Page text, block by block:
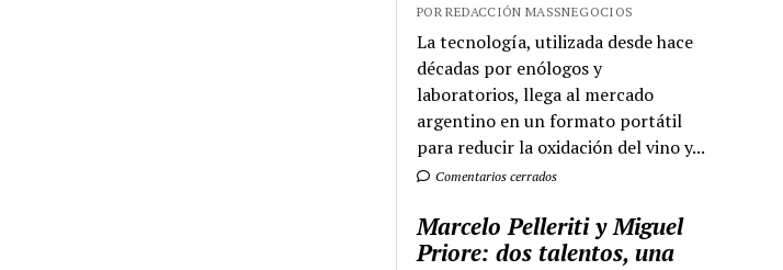
POR REDACCIÓN MASSNEGOCIOS
La tecnología, utilizada desde hace
décadas por enólogos y
laboratorios, llega al mercado
argentino en un formato portátil
para reducir la oxidación del vino y...
Comentarios cerrados
Marcelo Pelleriti y Miguel
Priore: dos talentos, una